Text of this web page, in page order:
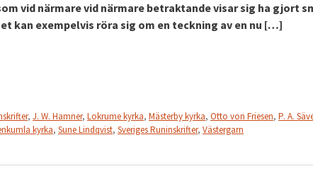
vid närmare vid närmare betraktande visar sig ha gjort
kan exempelvis röra sig om en teckning av en nu […]
, J. W. Hamner, Lokrume kyrka, Mästerby kyrka, Otto von Friesen, P. A.
kyrka, Sune Lindqvist, Sveriges Runinskrifter, Västergarn